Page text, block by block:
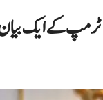
ٹرمپ کے ایک بیان